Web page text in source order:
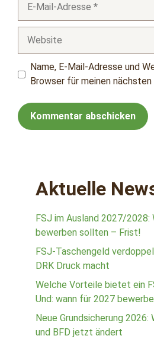
Mail-
Adresse
Name, E-Mail-Adresse und
Browser für meinen
Aktuelle
FSJ im Ausland 2027/2028:
bewerben sollten – Frist!
FSJ-Taschengeld
DRK Druck macht
Welche Vorteile bietet ein
Und: wann für 2027
Neue Grundsicherung 2026:
und BFD jetzt ändert